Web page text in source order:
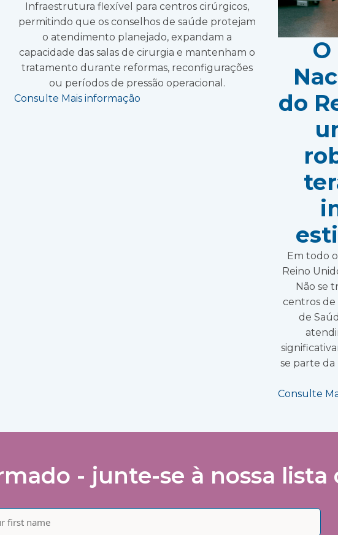
Infraestrutura flexível para centros cirúrgicos,
permitindo que os conselhos de saúde protejam
o atendimento planejado, expandam a
capacidade das salas de cirurgia e mantenham o
tratamento durante reformas, reconfigurações
ou períodos de pressão operacional.
Consulte Mais informação
O
do
Em todo
Reino
Não se
centros de
de
se parte da
Consulte
- junte-se à nossa lista